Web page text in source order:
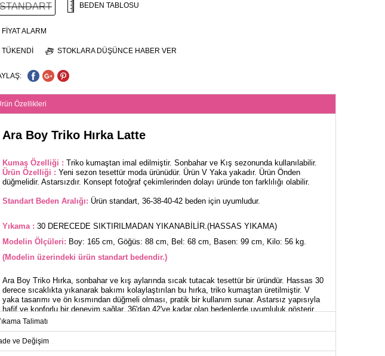
STANDART BEDEN TABLOSU
FIYAT ALARM
TÜKENDI STOKLARA DÜŞÜNCE HABER VER
Özellikleri
Ara Boy Triko Hırka Latte
Kumaş Özelliği : Triko kumaştan imal edilmiştir. Sonbahar ve Kış sezonunda kullanılabilir.
Ürün Özelliği : Yeni sezon tesettür moda ürünüdür. Ürün V Yaka yakadır. Ürün Önden
düğmelidir. Astarsızdır. Konsept fotoğraf çekimlerinden dolayı üründe ton farklılığı olabilir.
Standart Beden Aralığı: Ürün standart, 36-38-40-42 beden için uyumludur.
Yıkama : 30 DERECEDE SIKTIRILMADAN YIKANABİLİR.(HASSAS YIKAMA)
Modelin Ölçüleri: Boy: 165 cm, Göğüs: 88 cm, Bel: 68 cm, Basen: 99 cm, Kilo: 56 kg.
(Modelin üzerindeki ürün standart bedendir.)
Ara Boy Triko Hırka, sonbahar ve kış aylarında sıcak tutacak tesettür bir üründür. Hassas 30
derece sıcaklıkta yıkanarak bakımı kolaylaştırılan bu hırka, triko kumaştan üretilmiştir. V
yaka tasarımı ve ön kısmından düğmeli olması, pratik bir kullanım sunar. Astarsız yapısıyla
hafif ve konforlu bir deneyim sağlar. 36'dan 42'ye kadar olan bedenlerde uyumluluk gösterir.
Talimatı
ve Değişim